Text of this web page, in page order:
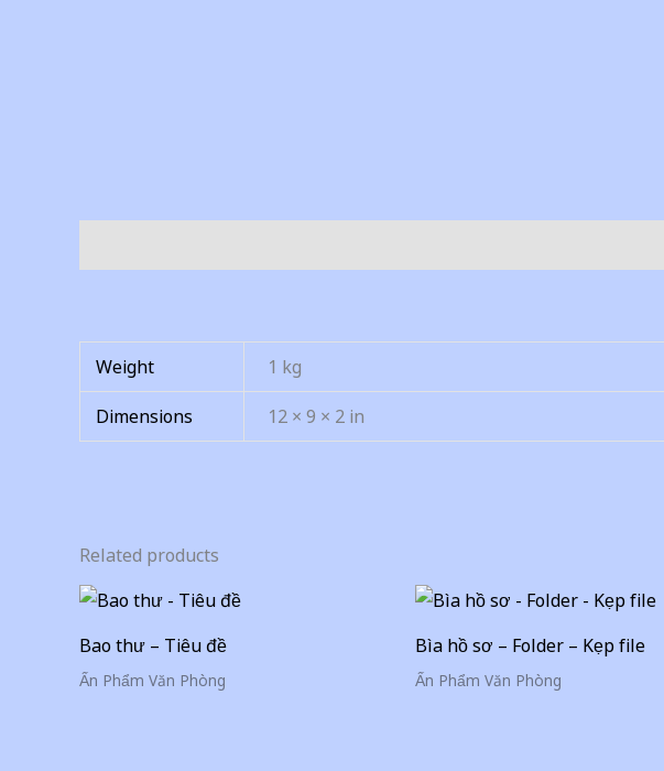
Weight 1 kg
Dimensions 12 × 9 × 2 in
Related products
Bao thư – Tiêu đề
Ấn Phẩm Văn Phòng
Bìa hồ sơ – Folder – Kẹp file
Ấn Phẩm Văn Phòng